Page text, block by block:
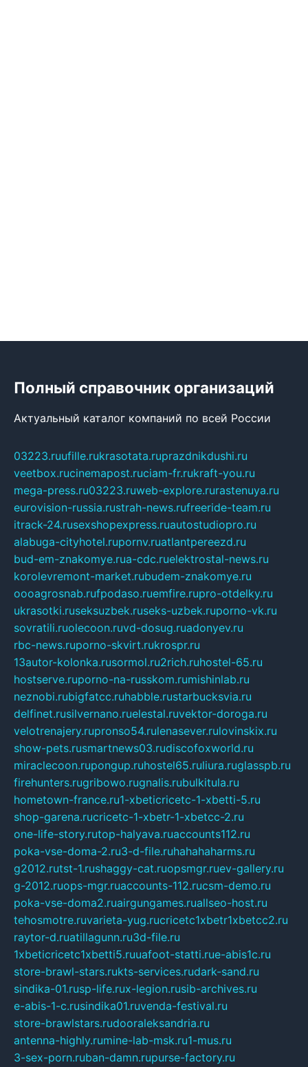
Полный справочник организаций
Актуальный каталог компаний по всей России
03223.ruufille.rukrasotata.ruprazdnikdushi.ru
veetbox.rucinemapost.ruciam-fr.rukraft-you.ru
mega-press.ru03223.ruweb-explore.rurastenuya.ru
eurovision-russia.rustrah-news.rufreeride-team.ru
itrack-24.rusexshopexpress.ruautostudiopro.ru
alabuga-cityhotel.rupornv.ruatlantpereezd.ru
bud-em-znakomye.rua-cdc.ruelektrostal-news.ru
korolevremont-market.rubudem-znakomye.ru
oooagrosnab.rufpodaso.ruemfire.rupro-otdelky.ru
ukrasotki.ruseksuzbek.ruseks-uzbek.ruporno-vk.ru
sovratili.ruolecoon.ruvd-dosug.ruadonyev.ru
rbc-news.ruporno-skvirt.rukrospr.ru
13autor-kolonka.rusormol.ru2rich.ruhostel-65.ru
hostserve.ruporno-na-russkom.rumishinlab.ru
neznobi.rubigfatcc.ruhabble.rustarbucksvia.ru
delfinet.rusilvernano.ruelestal.ruvektor-doroga.ru
velotrenajery.rupronso54.rulenasever.rulovinskix.ru
show-pets.rusmartnews03.rudiscofoxworld.ru
miraclecoon.rupongup.ruhostel65.ruliura.ruglasspb.ru
firehunters.rugribowo.rugnalis.rubulkitula.ru
hometown-france.ru1-xbeticricetc-1-xbetti-5.ru
shop-garena.rucricetc-1-xbetr-1-xbetcc-2.ru
one-life-story.rutop-halyava.ruaccounts112.ru
poka-vse-doma-2.ru3-d-file.ruhahahaharms.ru
g2012.rutst-1.rushaggy-cat.ruopsmgr.ruev-gallery.ru
g-2012.ruops-mgr.ruaccounts-112.rucsm-demo.ru
poka-vse-doma2.ruairgungames.ruallseo-host.ru
tehosmotre.ruvarieta-yug.rucricetc1xbetr1xbetcc2.ru
raytor-d.ruatillagunn.ru3d-file.ru
1xbeticricetc1xbetti5.ruuafoot-statti.rue-abis1c.ru
store-brawl-stars.rukts-services.rudark-sand.ru
sindika-01.rusp-life.rux-legion.rusib-archives.ru
e-abis-1-c.rusindika01.ruvenda-festival.ru
store-brawlstars.rudooraleksandria.ru
antenna-highly.rumine-lab-msk.ru1-mus.ru
3-sex-porn.ruban-damn.rupurse-factory.ru